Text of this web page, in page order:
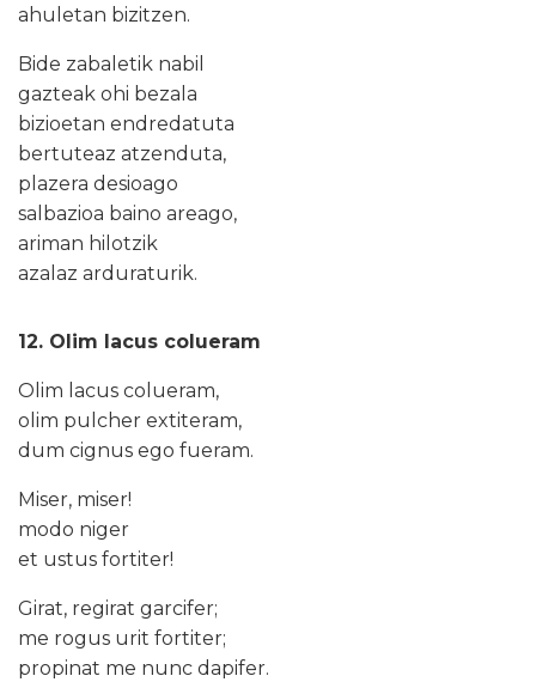
ahuletan bizitzen.
Bide zabaletik nabil
gazteak ohi bezala
bizioetan endredatuta
bertuteaz atzenduta,
plazera desioago
salbazioa baino areago,
ariman hilotzik
azalaz arduraturik.
12. Olim lacus colueram
Olim lacus colueram,
olim pulcher extiteram,
dum cignus ego fueram.
Miser, miser!
modo niger
et ustus fortiter!
Girat, regirat garcifer;
me rogus urit fortiter;
propinat me nunc dapifer.